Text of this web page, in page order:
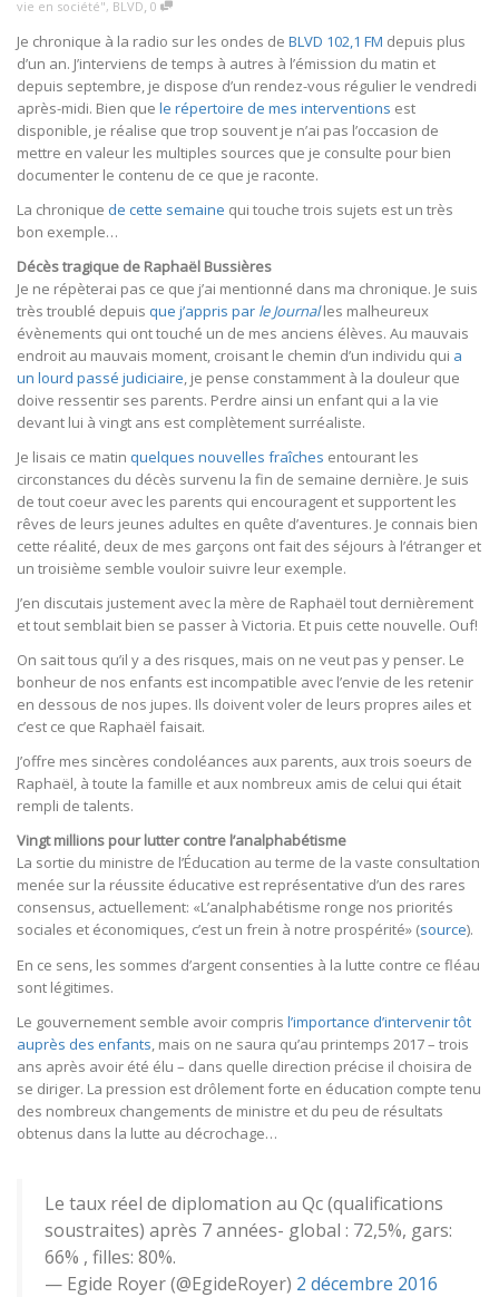
vie en société", BLVD, 0
Je chronique à la radio sur les ondes de BLVD 102,1 FM depuis plus
d’un an. J’interviens de temps à autres à l’émission du matin et
depuis septembre, je dispose d’un rendez-vous régulier le vendredi
après-midi. Bien que le répertoire de mes interventions est
disponible, je réalise que trop souvent je n’ai pas l’occasion de
mettre en valeur les multiples sources que je consulte pour bien
documenter le contenu de ce que je raconte.
La chronique de cette semaine qui touche trois sujets est un très
bon exemple…
Décès tragique de Raphaël Bussières
Je ne répèterai pas ce que j’ai mentionné dans ma chronique. Je suis
très troublé depuis que j’appris par le Journalles malheureux
évènements qui ont touché un de mes anciens élèves. Au mauvais
endroit au mauvais moment, croisant le chemin d’un individu qui a
un lourd passé judiciaire, je pense constamment à la douleur que
doive ressentir ses parents. Perdre ainsi un enfant qui a la vie
devant lui à vingt ans est complètement surréaliste.
Je lisais ce matin quelques nouvelles fraîches entourant les
circonstances du décès survenu la fin de semaine dernière. Je suis
de tout coeur avec les parents qui encouragent et supportent les
rêves de leurs jeunes adultes en quête d’aventures. Je connais bien
cette réalité, deux de mes garçons ont fait des séjours à l’étranger et
un troisième semble vouloir suivre leur exemple.
J’en discutais justement avec la mère de Raphaël tout dernièrement
et tout semblait bien se passer à Victoria. Et puis cette nouvelle. Ouf!
On sait tous qu’il y a des risques, mais on ne veut pas y penser. Le
bonheur de nos enfants est incompatible avec l’envie de les retenir
en dessous de nos jupes. Ils doivent voler de leurs propres ailes et
c’est ce que Raphaël faisait.
J’offre mes sincères condoléances aux parents, aux trois soeurs de
Raphaël, à toute la famille et aux nombreux amis de celui qui était
rempli de talents.
Vingt millions pour lutter contre l’analphabétisme
La sortie du ministre de l’Éducation au terme de la vaste consultation
menée sur la réussite éducative est représentative d’un des rares
consensus, actuellement: «L’analphabétisme ronge nos priorités
sociales et économiques, c’est un frein à notre prospérité» (source).
En ce sens, les sommes d’argent consenties à la lutte contre ce fléau
sont légitimes.
Le gouvernement semble avoir compris l’importance d’intervenir tôt
auprès des enfants , mais on ne saura qu’au printemps 2017 – trois
ans après avoir été élu – dans quelle direction précise il choisira de
se diriger. La pression est drôlement forte en éducation compte tenu
des nombreux changements de ministre et du peu de résultats
obtenus dans la lutte au décrochage…
Le taux réel de diplomation au Qc (qualifications
soustraites) après 7 années- global : 72,5%, gars:
66% , filles: 80%.
— Egide Royer (@EgideRoyer) 2 décembre 2016